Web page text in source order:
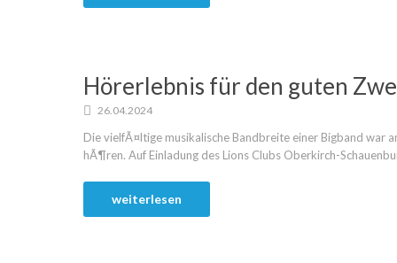
Hörerlebnis für den guten
26.04.2024
Die vielfÃ¤ltige musikalische Bandbreite einer Bigband war
hÃ¶ren. Auf Einladung des Lions Clubs Oberkirch-
weiterlesen